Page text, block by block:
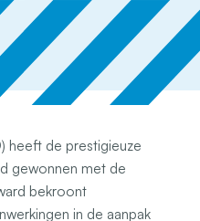
heeft de prestigieuze
gewonnen met de
bekroont
in de aanpak